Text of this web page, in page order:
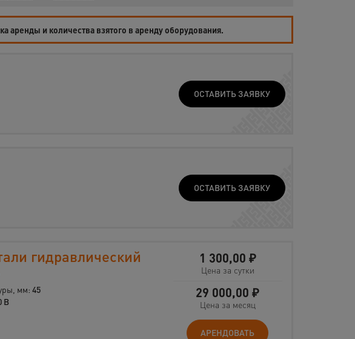
аренды и количества взятого в аренду оборудования.
ОСТАВИТЬ ЗАЯВКУ
ОСТАВИТЬ ЗАЯВКУ
гидравлический
мм: 45
В
1 300,00 ₽
Цена за сутки
29 000,00 ₽
Цена за месяц
АРЕНДОВАТЬ